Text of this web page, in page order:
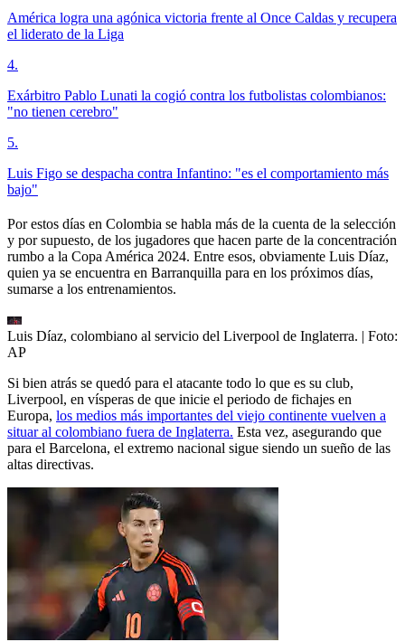
América logra una agónica victoria frente al Once Caldas y recupera
el liderato de la Liga
4.
Exárbitro Pablo Lunati la cogió contra los futbolistas colombianos:
"no tienen cerebro"
5.
Luis Figo se despacha contra Infantino: "es el comportamiento más
bajo"
Por estos días en Colombia se habla más de la cuenta de la selección
y por supuesto, de los jugadores que hacen parte de la concentración
rumbo a la Copa América 2024. Entre esos, obviamente Luis Díaz,
quien ya se encuentra en Barranquilla para en los próximos días,
sumarse a los entrenamientos.
Luis Díaz, colombiano al servicio del Liverpool de Inglaterra. | Foto:
AP
Si bien atrás se quedó para el atacante todo lo que es su club,
Liverpool, en vísperas de que inicie el periodo de fichajes en
Europa, los medios más importantes del viejo continente vuelven a
situar al colombiano fuera de Inglaterra. Esta vez, asegurando que
para el Barcelona, el extremo nacional sigue siendo un sueño de las
altas directivas.